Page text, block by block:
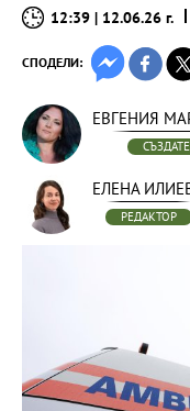
12:39 | 12.06.26 г.
СПОДЕЛИ:
ЕВГЕНИЯ
ЕЛЕНА
РЕДАКТОР